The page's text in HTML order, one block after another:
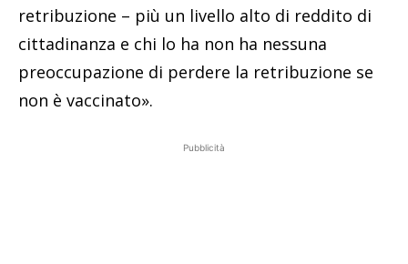
retribuzione – più un livello alto di reddito di
cittadinanza e chi lo ha non ha nessuna
preoccupazione di perdere la retribuzione se
non è vaccinato».
Pubblicità